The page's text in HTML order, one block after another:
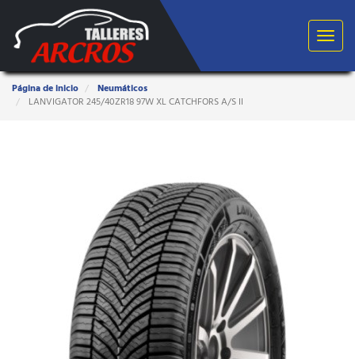
Toggle
Estas
aquí:
Página de inicio
Neumáticos
LANVIGATOR 245/40ZR18 97W XL CATCHFORS A/S II